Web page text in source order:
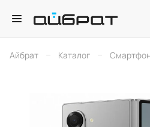
Айбрат – Каталог –